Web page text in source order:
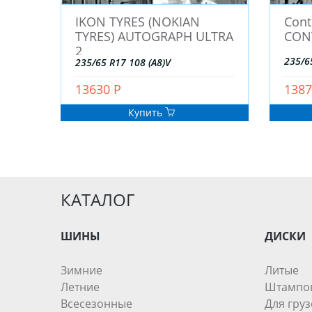
IKON TYRES (NOKIAN
TYRES) AUTOGRAPH ULTRA
2
235/65 R17 108 (A8)V
13630 Р
Купить
235/
КАТАЛОГ
ШИНЫ
Зимние
Летние
Всесезонные
ДИСКИ
Литые
Для